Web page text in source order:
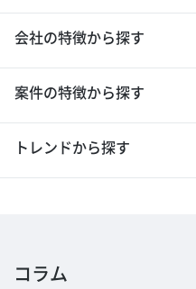
会社の特徴から探す
案件の特徴から探す
トレンドから探す
コラム